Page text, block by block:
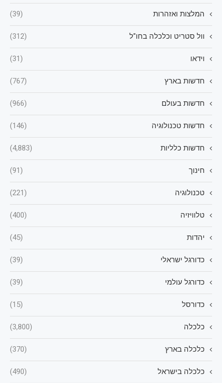
המלצות ואזהרות (39)
וול סטריט וכלכלה בחו"ל (312)
וידאו (31)
חדשות בארץ (767)
חדשות בעולם (966)
חדשות טכנולוגיה (146)
חדשות כלליות (4,883)
חינוך (91)
טכנולוגיה (221)
טלוויזיה (400)
יהדות (45)
כדורגל ישראלי (39)
כדורגל עולמי (39)
כדורסל (15)
כלכלה (3,800)
כלכלה בארץ (370)
כלכלה בישראל (490)